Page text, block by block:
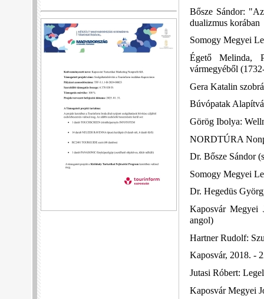
Bősze Sándor:
dualizmus korában
Somogy Megyei
Égető Melinda,
vármegyéből
Gera Katalin
Búvópatak
Görög Ibolya:
NORDTÚRA
Dr. Bősze Sándor
Somogy Megyei
Dr. Hegedüs
Kaposvár Megyei
angol)
Hartner Rudolf:
Kaposvár, 2018. -
Jutasi Róbert:
Kaposvár Megyei